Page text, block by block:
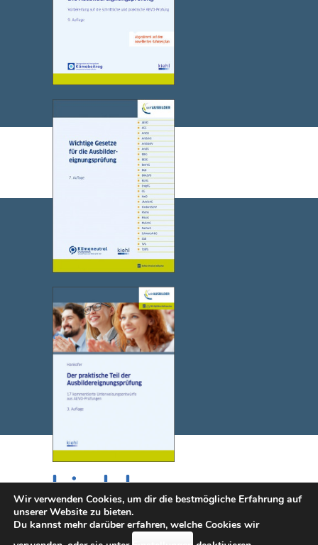
© 2025 NWB Verlag. Kiehl ist eine Marke des NWB Verlags.
Wir verwenden Cookies, um dir die bestmögliche Erfahrung auf
unserer Website zu bieten.
Du kannst mehr darüber erfahren, welche Cookies wir